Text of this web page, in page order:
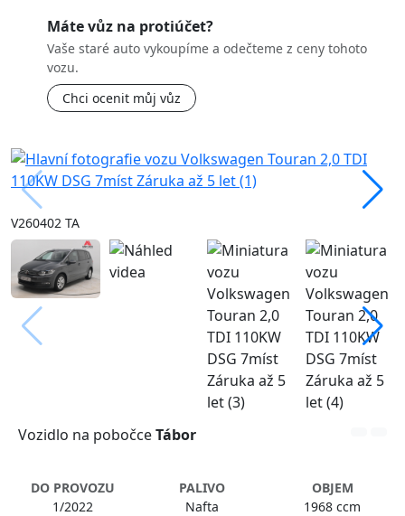
Máte vůz na protiúčet?
Vaše staré auto vykoupíme a odečteme z ceny tohoto
vozu.
Chci ocenit můj vůz
V260402 TA
Vozidlo na pobočceTábor
DO PROVOZU
1/2022
PALIVO
Nafta
OBJEM
1968 ccm